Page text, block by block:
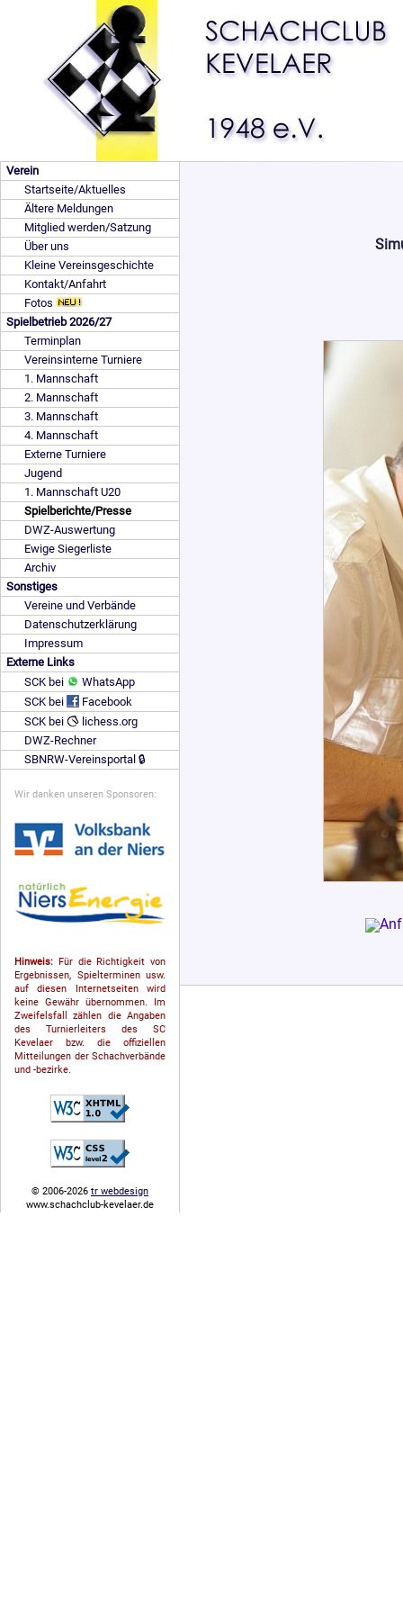
Verein
Startseite/Aktuelles
Ältere Meldungen
Mitglied werden/Satzung
Über uns
Kleine Vereinsgeschichte
Kontakt/Anfahrt
Fotos
Spielbetrieb 2026/27
Terminplan
Vereinsinterne Turniere
1. Mannschaft
2. Mannschaft
3. Mannschaft
4. Mannschaft
Externe Turniere
Jugend
1. Mannschaft U20
Spielberichte/Presse
DWZ-Auswertung
Ewige Siegerliste
Archiv
Sonstiges
Vereine und Verbände
Datenschutzerklärung
Impressum
Externe Links
SCK bei
WhatsApp
SCK bei
Facebook
SCK bei
lichess.org
DWZ-Rechner
SBNRW-Vereinsportal 🔒
Wir danken unseren Sponsoren:
Hinweis: Für die Richtigkeit von
Ergebnissen, Spielterminen usw.
auf diesen Internetseiten wird
keine Gewähr übernommen. Im
Zweifelsfall zählen die Angaben
des Turnierleiters des SC
Kevelaer bzw. die offiziellen
Mitteilungen der Schach­ver­bände
und -bezirke.
© 2006-2026 tr webdesign
www.schachclub-kevelaer.de